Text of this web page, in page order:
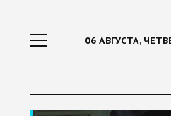
06 АВГУСТА,